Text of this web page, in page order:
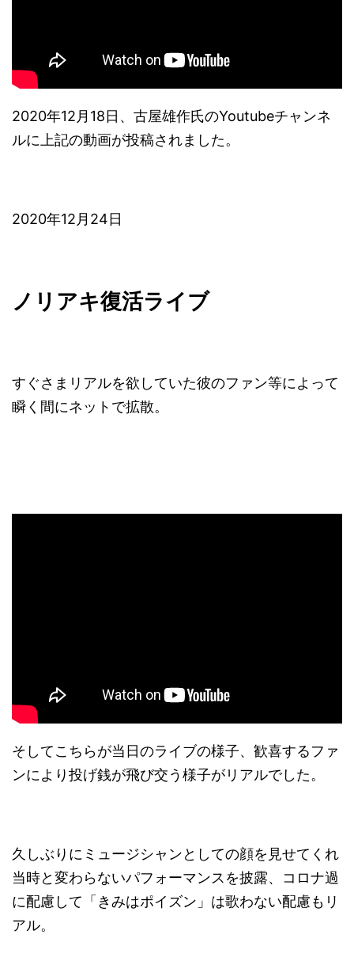
2020年12月18日、古屋雄作氏のYoutubeチャンネ
ルに上記の動画が投稿されました。
2020年12月24日
ノリアキ復活ライブ
すぐさまリアルを欲していた彼のファン等によって
瞬く間にネットで拡散。
そしてこちらが当日のライブの様子、歓喜するファ
ンにより投げ銭が飛び交う様子がリアルでした。
久しぶりにミュージシャンとしての顔を見せてくれ
当時と変わらないパフォーマンスを披露、コロナ過
に配慮して「きみはポイズン」は歌わない配慮もリ
アル。